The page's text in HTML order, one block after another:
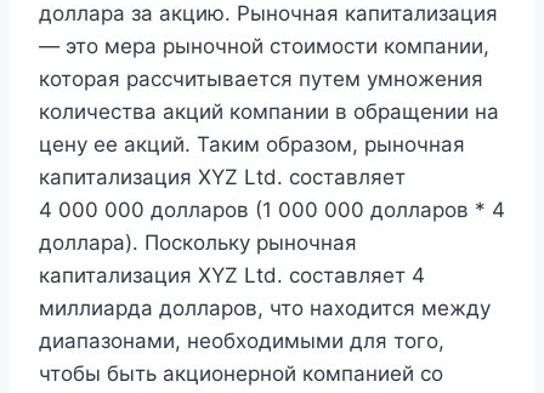
доллара за акцию. Рыночная капитализация
— это мера рыночной стоимости компании,
которая рассчитывается путем умножения
количества акций компании в обращении на
цену ее акций. Таким образом, рыночная
капитализация XYZ Ltd. составляет
4 000 000 долларов (1 000 000 долларов * 4
доллара). Поскольку рыночная
капитализация XYZ Ltd. составляет 4
миллиарда долларов, что находится между
диапазонами, необходимыми для того,
чтобы быть акционерной компанией со